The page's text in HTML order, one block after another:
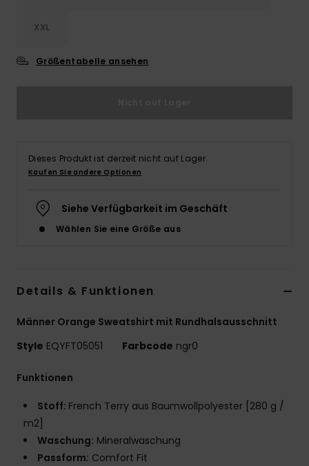
XXL
Größentabelle ansehen
Dieses Produkt ist derzeit nicht auf Lager.
Kaufen Sie andere Optionen
Siehe Verfügbarkeit im Geschäft
Wählen Sie eine Größe aus
Details & Funktionen
Männer Orange Sweatshirt mit Rundhalsausschnitt
Style EQYFT05051 Farbcode ngr0
Funktionen
Stoff: French Terry aus Baumwollpolyester [280 g /
m2]
Waschung: Mineralwaschung
Passform: Comfort Fit